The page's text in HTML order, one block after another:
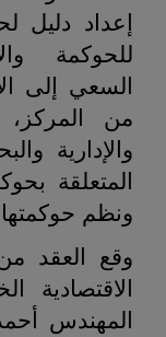
إعداد دليل
للحوكمة
السعي
لى
من المركز،
والإدارية
المتعلقة
ونظم
وقع العقد
الاقتصادية
المهندس